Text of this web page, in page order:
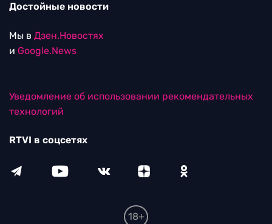
Достойные новости
Мы в Дзен.Новостях
и Google.News
Уведомление об использовании рекомендательных
технологий
RTVI в соцсетях
18+